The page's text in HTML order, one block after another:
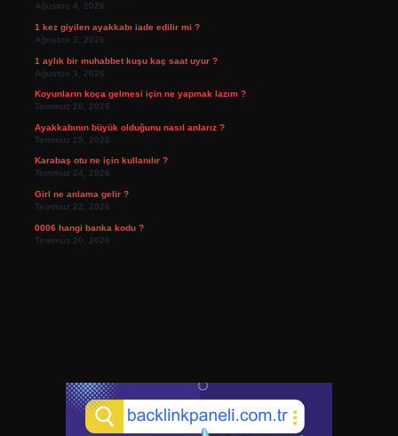
Ağustos 4, 2026
1 kez giyilen ayakkabı iade edilir mi ?
Ağustos 3, 2026
1 aylık bir muhabbet kuşu kaç saat uyur ?
Ağustos 3, 2026
Koyunların koça gelmesi için ne yapmak lazım ?
Temmuz 26, 2026
Ayakkabının büyük olduğunu nasıl anlarız ?
Temmuz 25, 2026
Karabaş otu ne için kullanılır ?
Temmuz 24, 2026
Girl ne anlama gelir ?
Temmuz 22, 2026
0006 hangi banka kodu ?
Temmuz 20, 2026